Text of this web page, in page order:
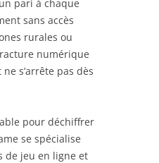
pari à chaque
sans accès
rurales ou
numérique
s’arrête pas dès
pour déchiffrer
se spécialise
de jeu en ligne et